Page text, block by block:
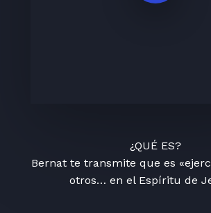
¿QUÉ ES?
Bernat te transmite que es
otros… en el Espíritu de